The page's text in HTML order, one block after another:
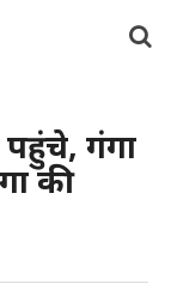
पहुंचे, गंगा
की